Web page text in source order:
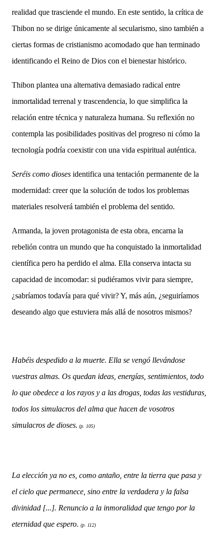
realidad que trasciende el mundo. En este sentido, la crítica de
Thibon no se dirige únicamente al secularismo, sino también a
ciertas formas de cristianismo acomodado que han terminado
identificando el Reino de Dios con el bienestar histórico.
Thibon plantea una alternativa demasiado radical entre
inmortalidad terrenal y trascendencia, lo que simplifica la
relación entre técnica y naturaleza humana. Su reflexión no
contempla las posibilidades positivas del progreso ni cómo la
tecnología podría coexistir con una vida espiritual auténtica.
Seréis como dioses identifica una tentación permanente de la
modernidad: creer que la solución de todos los problemas
materiales resolverá también el problema del sentido.
Armanda, la joven protagonista de esta obra, encarna la
rebelión contra un mundo que ha conquistado la inmortalidad
científica pero ha perdido el alma. Ella conserva intacta su
capacidad de incomodar: si pudiéramos vivir para siempre,
¿sabríamos todavía para qué vivir? Y, más aún, ¿seguiríamos
deseando algo que estuviera más allá de nosotros mismos?
Habéis despedido a la muerte. Ella se vengó llevándose
vuestras almas. Os quedan ideas, energías, sentimientos, todo
lo que obedece a los rayos y a las drogas, todas las vestiduras,
todos los simulacros del alma que hacen de vosotros
simulacros de dioses. (p. 105)
La elección ya no es, como antaño, entre la tierra que pasa y
el cielo que permanece, sino entre la verdadera y la falsa
divinidad [...]. Renuncio a la inmoralidad que tengo por la
eternidad que espero. (p. 112)